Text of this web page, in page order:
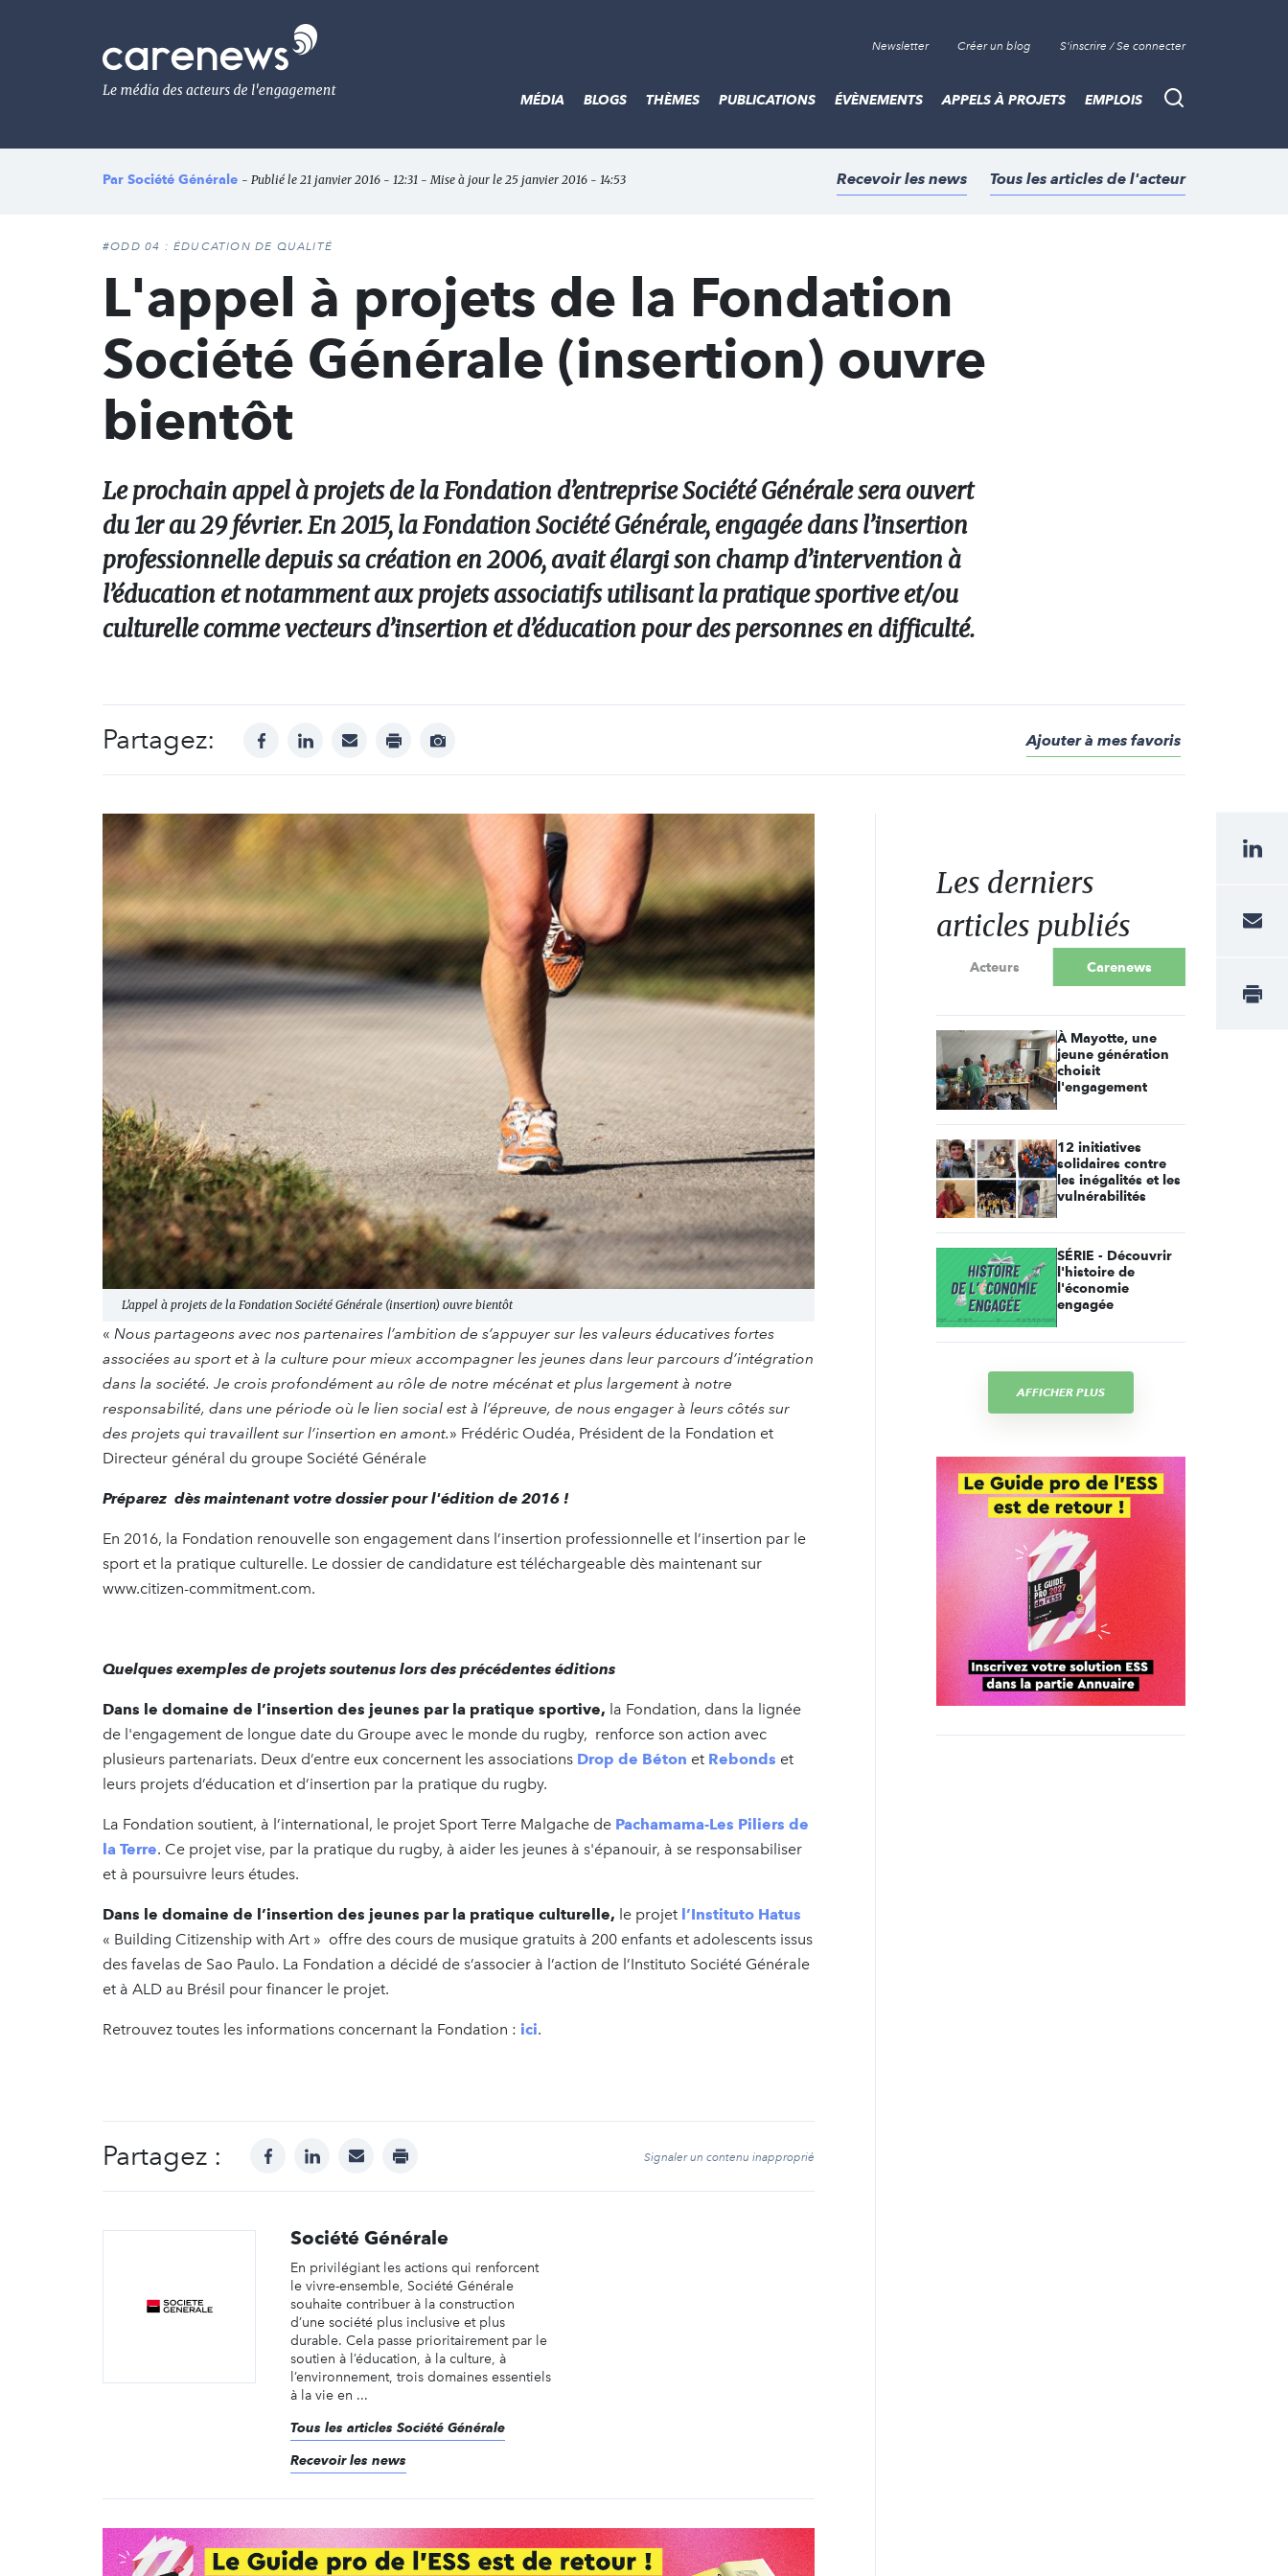
Le
média
de
l'engagement
Newsletter Créer un blog S'inscrire / Se connecter
Recherche
MÉDIA BLOGS THÈMES PUBLICATIONS ÉVÈNEMENTS APPELS À PROJETS EMPLOIS
Par Société Générale - Publié le 21 janvier 2016 - 12:31 - Mise à jour le 25 janvier 2016 - 14:53 Recevoir les news Tous les articles de l'acteur
#ODD 04 : ÉDUCATION DE QUALITÉ
L'appel à projets de la Fondation
Société Générale (insertion) ouvre
bientôt
Le prochain appel à projets de la Fondation d’entreprise Société Générale sera ouvert
du 1er au 29 février. En 2015, la Fondation Société Générale, engagée dans l’insertion
professionnelle depuis sa création en 2006, avait élargi son champ d’intervention à
l’éducation et notamment aux projets associatifs utilisant la pratique sportive et/ou
culturelle comme vecteurs d’insertion et d’éducation pour des personnes en difficulté.
Partagez: facebooklinkedinmail print
Afficher
Ajouter à mes favoris
L'appel à projets de la Fondation Société Générale (insertion) ouvre bientôt
« Nous partageons avec nos partenaires l’ambition de s’appuyer sur les valeurs éducatives fortes
associées au sport et à la culture pour mieux accompagner les jeunes dans leur parcours d’intégration
dans la société. Je crois profondément au rôle de notre mécénat et plus largement à notre
responsabilité, dans une période où le lien social est à l’épreuve, de nous engager à leurs côtés sur
des projets qui travaillent sur l’insertion en amont.» Frédéric Oudéa, Président de la Fondation et
Directeur général du groupe Société Générale
Préparez dès maintenant votre dossier pour l'édition de 2016 !
En 2016, la Fondation renouvelle son engagement dans l’insertion professionnelle et l’insertion par le
sport et la pratique culturelle. Le dossier de candidature est téléchargeable dès maintenant sur
www.citizen-commitment.com.
Quelques exemples de projets soutenus lors des précédentes éditions
Dans le domaine de l’insertion des jeunes par la pratique sportive, la Fondation, dans la lignée
de l'engagement de longue date du Groupe avec le monde du rugby, renforce son action avec
plusieurs partenariats. Deux d’entre eux concernent les associations Drop de Béton et Rebonds et
leurs projets d’éducation et d’insertion par la pratique du rugby.
La Fondation soutient, à l’international, le projet Sport Terre Malgache de Pachamama-Les Piliers de
la Terre. Ce projet vise, par la pratique du rugby, à aider les jeunes à s'épanouir, à se responsabiliser
et à poursuivre leurs études.
Dans le domaine de l’insertion des jeunes par la pratique culturelle, le projet l’Instituto Hatus
« Building Citizenship with Art » offre des cours de musique gratuits à 200 enfants et adolescents issus
des favelas de Sao Paulo. La Fondation a décidé de s’associer à l’action de l’Instituto Société Générale
et à ALD au Brésil pour financer le projet.
Retrouvez toutes les informations concernant la Fondation : ici.
Partagez : facebooklinkedinmail print Signaler un contenu inapproprié
Société Générale
En privilégiant les actions qui renforcent
le vivre-ensemble, Société Générale
souhaite contribuer à la construction
d’une société plus inclusive et plus
durable. Cela passe prioritairement par le
soutien à l’éducation, à la culture, à
l’environnement, trois domaines essentiels
à la vie en ...
Tous les articles Société Générale
Recevoir les news
Les derniers
articles publiés
Acteurs Carenews
À Mayotte, une
jeune génération
choisit
l'engagement
12 initiatives
solidaires contre
les inégalités et les
vulnérabilités
SÉRIE - Découvrir
l'histoire de
l'économie
engagée
AFFICHER PLUS